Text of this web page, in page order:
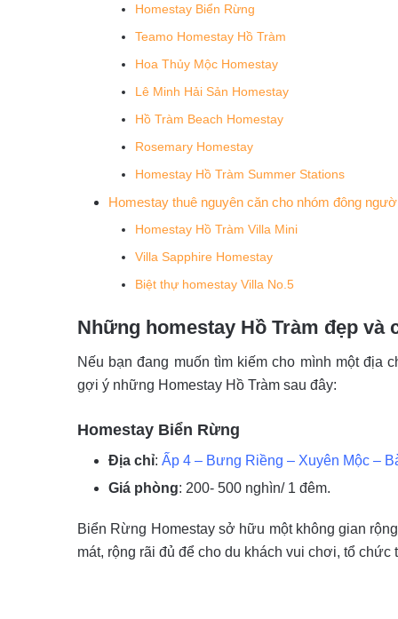
Homestay Biển Rừng
Teamo Homestay Hồ Tràm
Hoa Thủy Mộc Homestay
Lê Minh Hải Sản Homestay
Hồ Tràm Beach Homestay
Rosemary Homestay
Homestay Hồ Tràm Summer Stations
Homestay thuê nguyên căn cho nhóm đông
Homestay Hồ Tràm Villa Mini
Villa Sapphire Homestay
Biệt thự homestay Villa No.5
Những homestay Hồ Tràm đẹp và
Nếu bạn đang muốn tìm kiếm cho mình một địa
gợi ý những Homestay Hồ Tràm sau đây:
Homestay Biển Rừng
Địa chỉ: Ấp 4 – Bưng Riềng – Xuyên Mộc –
Giá phòng: 200- 500 nghìn/ 1 đêm.
Biển Rừng Homestay sở hữu một không gian
mát, rộng rãi đủ để cho du khách vui chơi, tổ chức